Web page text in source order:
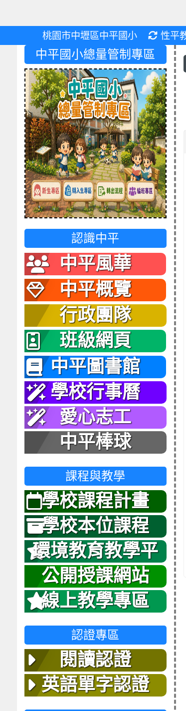
桃園市中壢區中平國小 重新
性平
中平國小總量管制專區
認識中平
中平風華
中平概覽
行政團隊
班級網頁
中平圖書館
學校行事曆
愛心志工
中平棒球
課程與教學
學校課程計畫
學校本位課程
環境教育教學平
台
公開授課網站
線上教學專區
認證專區
閱讀認證
英語單字認證